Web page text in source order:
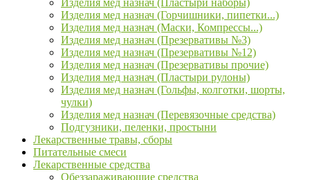
Изделия мед назнач (Пластыри наборы)
Изделия мед назнач (Горчишники, пипетки...)
Изделия мед назнач (Маски, Компрессы...)
Изделия мед назнач (Презервативы №3)
Изделия мед назнач (Презервативы №12)
Изделия мед назнач (Презервативы прочие)
Изделия мед назнач (Пластыри рулоны)
Изделия мед назнач (Гольфы, колготки, шорты,
чулки)
Изделия мед назнач (Перевязочные средства)
Подгузники, пеленки, простыни
Лекарственные травы, сборы
Питательные смеси
Лекарственные средства
Обеззараживающие средства